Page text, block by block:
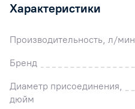
Характеристики
Производительность, л/мин
Бренд
Диаметр присоединения,
дюйм